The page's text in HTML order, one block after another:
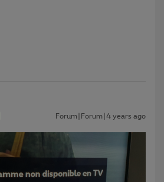
Forum|Forum|4 years ago